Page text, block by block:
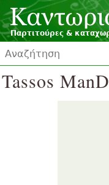
Παρτιτούρες &
Tassos